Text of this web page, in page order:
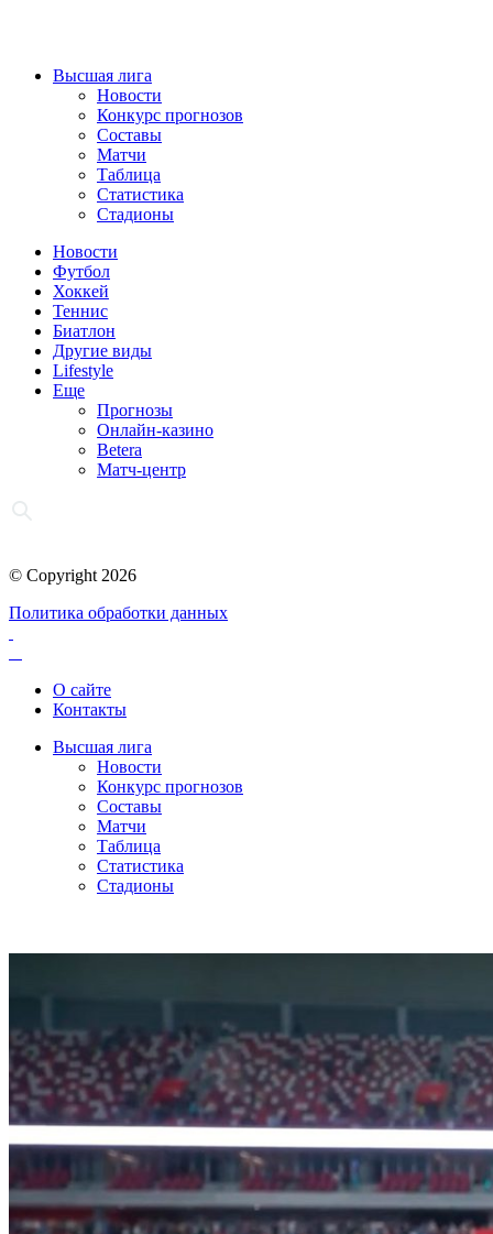
Высшая лига
Новости
Конкурс прогнозов
Составы
Матчи
Таблица
Статистика
Стадионы
Новости
Футбол
Хоккей
Теннис
Биатлон
Другие виды
Lifestyle
Еще
Прогнозы
Онлайн-казино
Betera
Матч-центр
© Copyright 2026
Политика обработки данных
О сайте
Контакты
Высшая лига
Новости
Конкурс прогнозов
Составы
Матчи
Таблица
Статистика
Стадионы